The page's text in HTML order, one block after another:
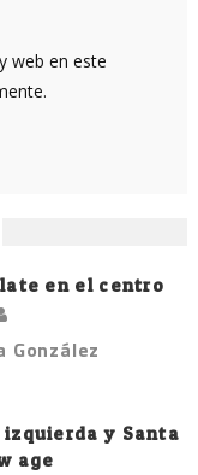
web en este
en el centro
González
y Santa
age